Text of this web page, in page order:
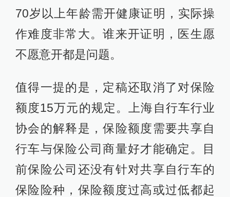
70岁以上年龄需开健康证明，实际操
作难度非常大。谁来开证明，医生愿
不愿意开都是问题。
值得一提的是，定稿还取消了对保险
额度15万元的规定。上海自行车行业
协会的解释是，保险额度需要共享自
行车与保险公司商量好才能确定。目
前保险公司还没有针对共享自行车的
保险险种，保险额度过高或过低都起